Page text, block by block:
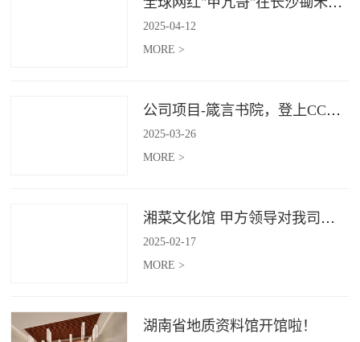
2025-04-12
MORE >
公司项目-箴言书院，登上CCTV4《记住乡愁》
2025-03-26
MORE >
湘菜文化馆 甲方领导对我司授牌
2025-02-17
MORE >
湖南省地质资料馆开馆啦！